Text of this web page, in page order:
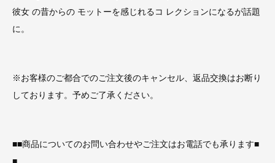
彼女 の昔からの モットーを感じれるコ レクションになるが話題
に。
※お客様のご都合でのご注文後のキャンセル、返品交換はお断り
しております。予めご了承ください。
■■商品についてのお問い合わせやご注文はお電話でも承ります■
■